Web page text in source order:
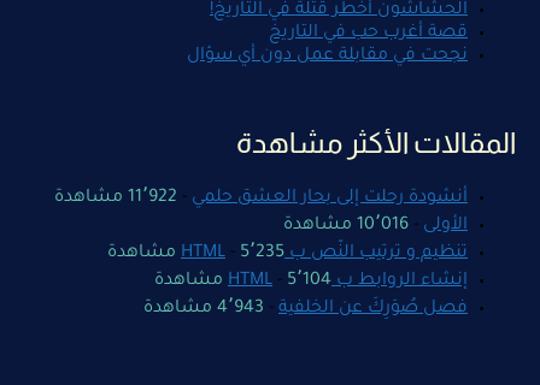
الحشاشون أخطر قتلة في التاريخ!
قصة أغرب حب في التاريخ
نجحت في مقابلة عمل دون أي سؤال
المقالات الأكثر مشاهدة
أنشودة رحلت إلى بحار العشق حلمي - 11٬922 مشاهدة
الأولى - 10٬016 مشاهدة
تنظيم و ترتيب النّص ب HTML
- 5٬235 مشاهدة
إنشاء الروابط ب HTML
- 5٬104 مشاهدة
فصل صُوَرِكَ عن الخلفية - 4٬943 مشاهدة